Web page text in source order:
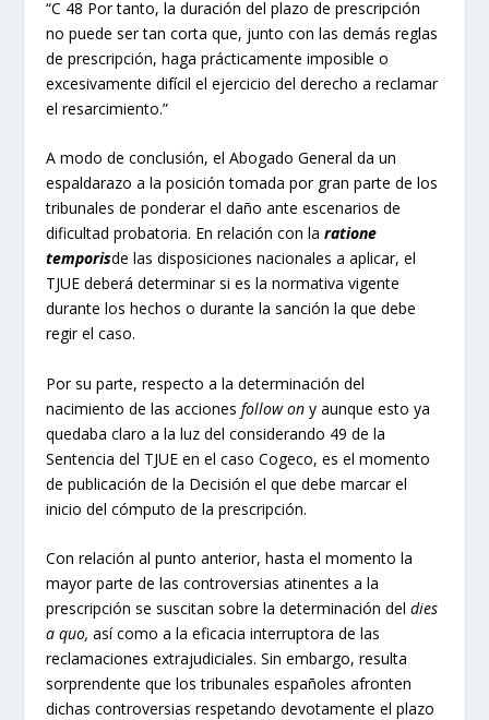
“C 48 Por tanto, la duración del plazo de prescripción
no puede ser tan corta que, junto con las demás reglas
de prescripción, haga prácticamente imposible o
excesivamente difícil el ejercicio del derecho a reclamar
el resarcimiento.”
A modo de conclusión, el Abogado General da un
espaldarazo a la posición tomada por gran parte de los
tribunales de ponderar el daño ante escenarios de
dificultad probatoria. En relación con laratione
temporisde las disposiciones nacionales a aplicar, el
TJUE deberá determinar si es la normativa vigente
durante los hechos o durante la sanción la que debe
regir el caso.
Por su parte, respecto a la determinación del
nacimiento de las accionesfollow on y aunque esto ya
quedaba claro a la luz del considerando 49 de la
Sentencia del TJUE en el caso Cogeco, es el momento
de publicación de la Decisión el que debe marcar el
inicio del cómputo de la prescripción.
Con relación al punto anterior, hasta el momento la
mayor parte de las controversias atinentes a la
prescripción se suscitan sobre la determinación deldies
a quo,así como a la eficacia interruptora de las
reclamaciones extrajudiciales. Sin embargo, resulta
sorprendente que los tribunales españoles afronten
dichas controversias respetando devotamente el plazo